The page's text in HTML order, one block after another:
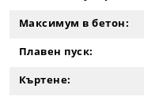
Максимум в бетон:
Плавен пуск:
Къртене: